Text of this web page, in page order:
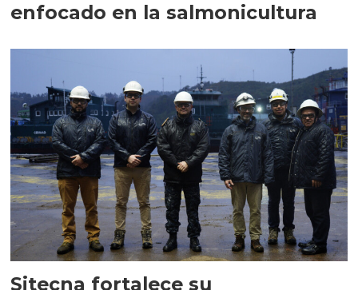
enfocado en la salmonicultura
Sitecna fortalece su